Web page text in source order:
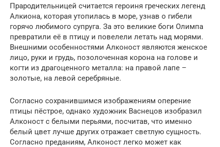
Прародительницей считается героиня греческих легенд
Алкиона, которая утопилась в море, узнав о гибели
горячо любимого супруга. За это великие боги Олимпа
превратили её в птицу и повелели летать над морями.
Внешними особенностями Алконост являются женское
лицо, руки и грудь, позолоченная корона на голове и
когти из драгоценного металла: на правой лапе –
золотые, на левой серебряные.
Согласно сохранившимся изображениям оперение
птицы пёстрое, однако художник Васнецов изобразил
Алконост с белыми перьями, посчитав, что именно
белый цвет лучше других отражает светлую сущность.
Согласно преданиям, Алконост легко может как